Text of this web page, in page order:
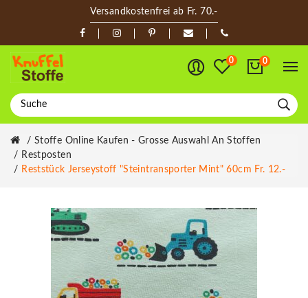
Versandkostenfrei ab Fr. 70.-
0 0
Stoffe Online Kaufen - Grosse Auswahl An Stoffen
Restposten
Reststück Jerseystoff "Steintransporter Mint" 60cm Fr. 12.-